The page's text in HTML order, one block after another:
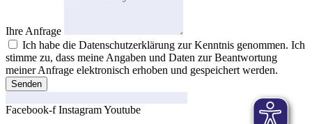
Ihre Anfrage
Ich habe die Datenschutzerklärung zur Kenntnis genommen. Ich
stimme zu, dass meine Angaben und Daten zur Beantwortung
meiner Anfrage elektronisch erhoben und gespeichert werden.
Senden
Facebook-f InstagramYoutube